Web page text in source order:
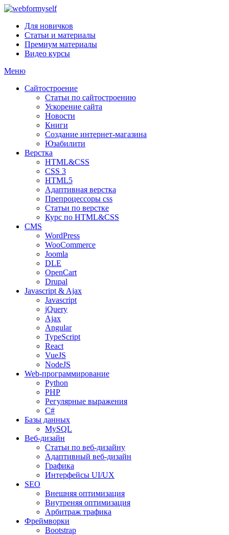
Для новичков
Статьи и материалы
Премиум материалы
Видео курсы
Меню
Сайтостроение
Статьи по сайтостроению
Ускорение сайта
Новости
Книги
Создание интернет-магазина
Юзабилити
Верстка
HTML&CSS
CSS 3
HTML5
Адаптивная верстка
Препроцессоры css
Статьи по верстке
Курс по HTML&CSS
CMS
WordPress
WooCommerce
Joomla
DLE
OpenCart
Drupal
Javascript & Ajax
Javascript
jQuery
Ajax
Angular
TypeScript
React
VueJS
NodeJS
Web-программирование
Python
PHP
Регулярные выражения
C#
Базы данных
MySQL
Веб-дизайн
Статьи по веб-дизайну
Адаптивный веб-дизайн
Графика
Интерфейсы UI/UX
SEO
Внешняя оптимизация
Внутреняя оптимизация
Арбитраж трафика
Фреймворки
Bootstrap